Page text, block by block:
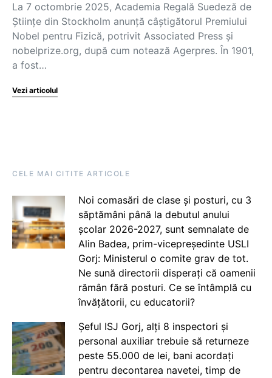
La 7 octombrie 2025, Academia Regală Suedeză de
Științe din Stockholm anunță câștigătorul Premiului
Nobel pentru Fizică, potrivit Associated Press și
nobelprize.org, după cum notează Agerpres. În 1901,
a fost…
Vezi articolul
CELE MAI CITITE ARTICOLE
Noi comasări de clase și posturi, cu 3
săptămâni până la debutul anului
școlar 2026-2027, sunt semnalate de
Alin Badea, prim-vicepreședinte USLI
Gorj: Ministerul o comite grav de tot.
Ne sună directorii disperați că oamenii
rămân fără posturi. Ce se întâmplă cu
învățătorii, cu educatorii?
Șeful ISJ Gorj, alți 8 inspectori și
personal auxiliar trebuie să returneze
peste 55.000 de lei, bani acordați
pentru decontarea navetei, timp de